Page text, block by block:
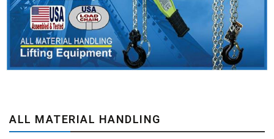
ALL MATERIAL HANDLING